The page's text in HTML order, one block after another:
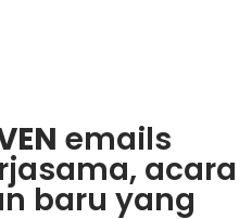
emails
acara
baru yang